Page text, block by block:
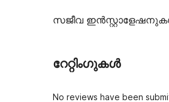
സജീവ
റേറ്റിംഗുകൾ
No reviews have been